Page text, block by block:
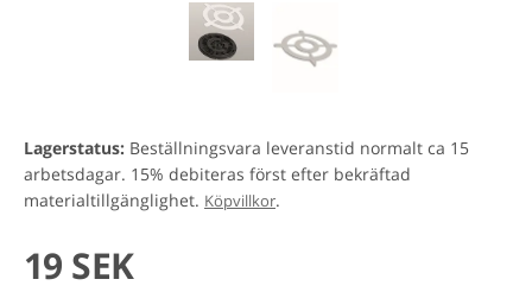
Lagerstatus: Beställningsvara leveranstid normalt ca 15
arbetsdagar. 15% debiteras först efter bekräftad
materialtillgänglighet. Köpvillkor.
19 SEK